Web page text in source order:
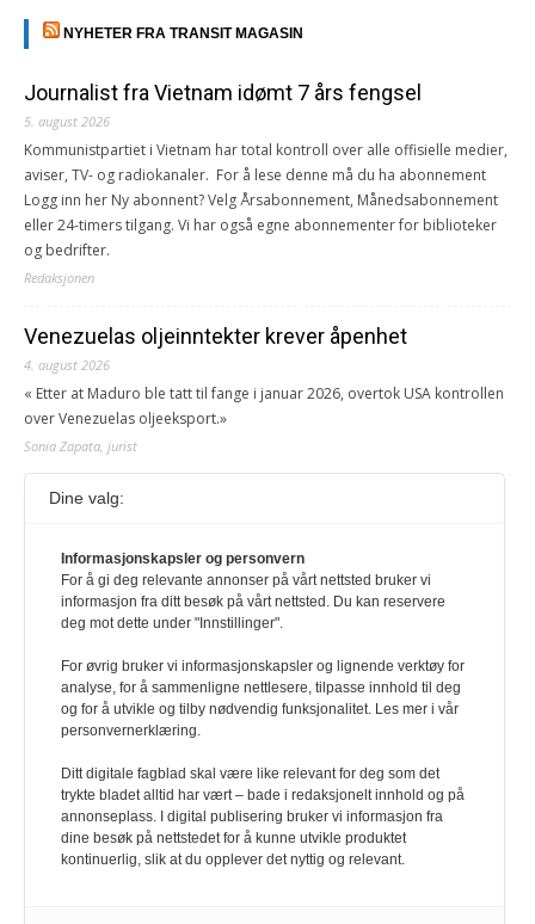
NYHETER FRA TRANSIT MAGASIN
Journalist fra Vietnam idømt 7 års fengsel
5. august 2026
Kommunistpartiet i Vietnam har total kontroll over alle offisielle medier,
aviser, TV- og radiokanaler. For å lese denne må du ha abonnement
Logg inn her Ny abonnent? Velg Årsabonnement, Månedsabonnement
eller 24-timers tilgang. Vi har også egne abonnementer for biblioteker
og bedrifter.
Redaksjonen
Venezuelas oljeinntekter krever åpenhet
4. august 2026
« Etter at Maduro ble tatt til fange i januar 2026, overtok USA kontrollen
over Venezuelas oljeeksport.»
Sonia Zapata, jurist
117,8 millioner er på flukt, en nedgang fra forrige
1. august 2026
Ville ha tilsvart verdens trettende største land i folketall. For å lese
denne må du ha abonnement Logg inn her Ny abonnent? Velg
også egne abonnementer for biblioteker og bedrifter.
Redaksjonen
Dine valg:
Informasjonskapsler og personvern
For å gi deg relevante annonser på vårt nettsted bruker vi
informasjon fra ditt besøk på vårt nettsted. Du kan reservere
deg mot dette under "Innstillinger".
For øvrig bruker vi informasjonskapsler og lignende verktøy for
analyse, for å sammenligne nettlesere, tilpasse innhold til deg
og for å utvikle og tilby nødvendig funksjonalitet. Les mer i vår
personvernerklæring.
Ditt digitale fagblad skal være like relevant for deg som det
trykte bladet alltid har vært – bade i redaksjonelt innhold og på
annonseplass. I digital publisering bruker vi informasjon fra
dine besøk på nettstedet for å kunne utvikle produktet
kontinuerlig, slik at du opplever det nyttig og relevant.